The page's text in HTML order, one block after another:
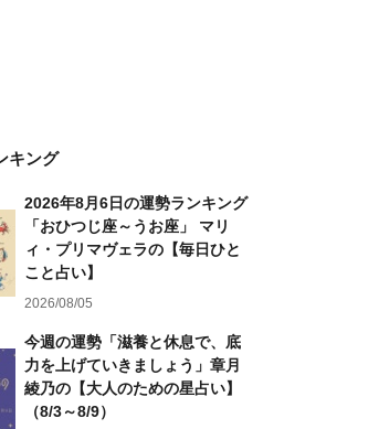
キング
2026年8月6日の運勢ランキング
「おひつじ座～うお座」 マリ
ィ・プリマヴェラの【毎日ひと
こと占い】
2026/08/05
今週の運勢「滋養と休息で、底
力を上げていきましょう」章月
綾乃の【大人のための星占い】
（8/3～8/9）